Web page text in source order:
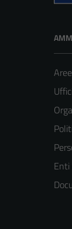
Uffici
Enti